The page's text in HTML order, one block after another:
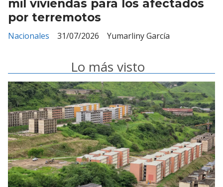
mil viviendas para los afectados
por terremotos
Yumarliny García
Nacionales 31/07/2026
Lo más visto